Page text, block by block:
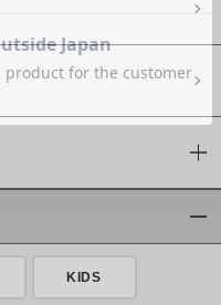
予約商品
KIDS